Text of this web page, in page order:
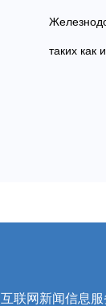
таких как
互联网新闻信息